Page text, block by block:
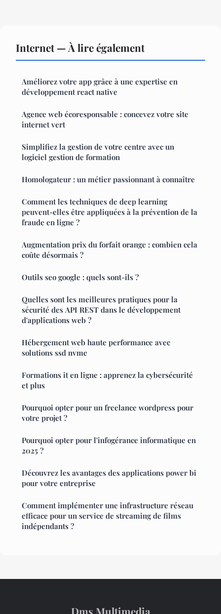
Internet — À lire également
Améliorez votre app grâce à une expertise en
développement react native
Agence web écoresponsable : concevez votre site
internet vert
Simplifiez la gestion de votre centre avec un
logiciel gestion de formation
Homologateur : un métier passionnant à connaître
Comment les techniques de deep learning
peuvent-elles être appliquées à la prévention de la
fraude en ligne ?
Augmentation prix du forfait orange : combien cela
coûte désormais ?
Outils seo google : quels sont-ils ?
Quelles sont les meilleures pratiques pour la
sécurité des API REST dans le développement
d'applications web ?
Hébergement web haute performance avec
solutions ssd nvme
Formations it en ligne : apprenez la cybersécurité
et plus
Pourquoi opter pour un freelance wordpress pour
votre projet ?
Pourquoi opter pour l'infogérance informatique en
2025 ?
Découvrez les avantages des applications power bi
pour votre entreprise
Comment implémenter une infrastructure réseau
efficace pour un service de streaming de films
indépendants ?
Dms Multimedia